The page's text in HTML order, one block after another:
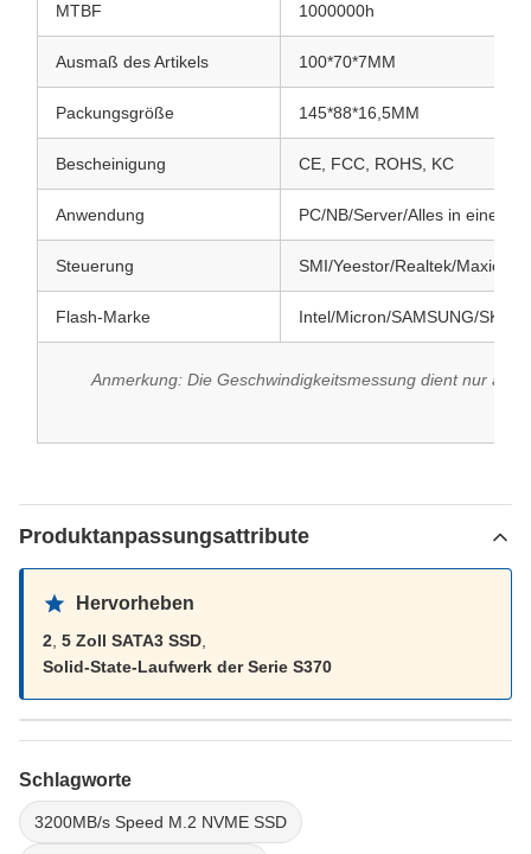
MTBF 1000000h
Ausmaß des Artikels 100*70*7MM
Packungsgröße 145*88*16,5MM
Bescheinigung CE, FCC, ROHS, KC
Anwendung PC/NB/Server/Alles in einem
Steuerung SMI/Yeestor/Realtek/Maxio
Flash-Marke Intel/Micron/SAMSUNG/SK
Anmerkung: Die Geschwindigkeitsmessung dient nur als
Produktanpassungsattribute
Hervorheben
2 5 Zoll SATA3 SSD
Solid-State-Laufwerk der Serie S370
Schlagworte
3200MB/s Speed M.2 NVME SSD